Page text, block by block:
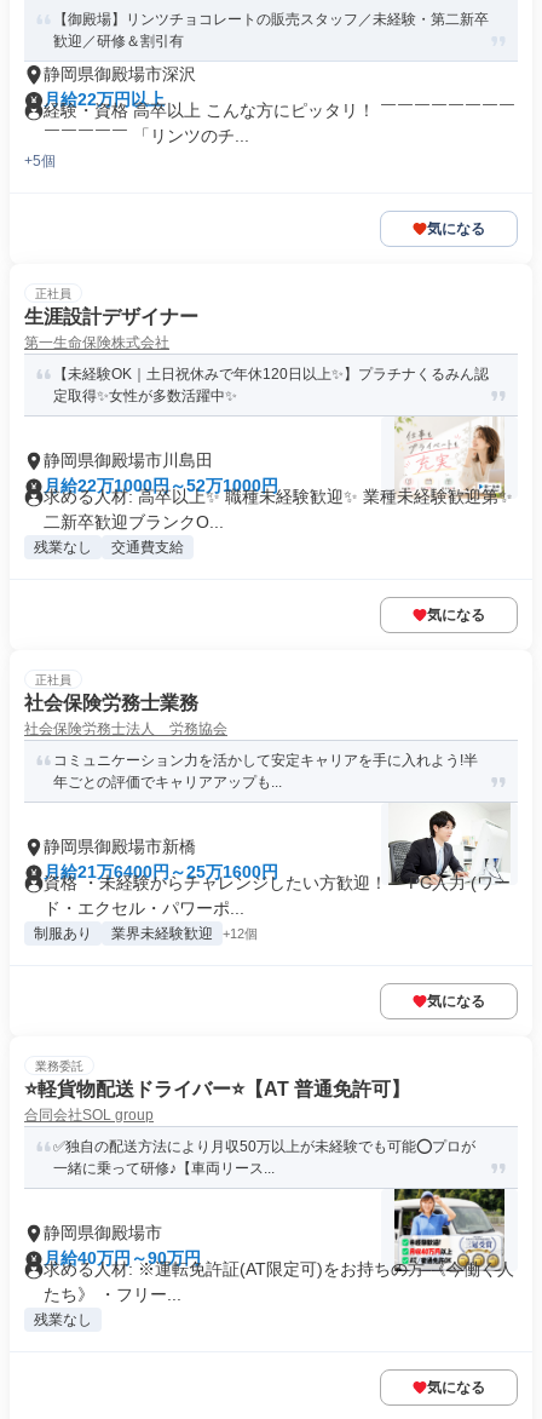
【御殿場】リンツチョコレートの販売スタッフ／未経験・第二新卒
歓迎／研修＆割引有
静岡県御殿場市深沢
月給22万円以上
経験・資格 高卒以上 こんな方にピッタリ！ ￣￣￣￣￣￣￣￣
￣￣￣￣￣ 「リンツのチ...
+5個
気になる
正社員
生涯設計デザイナー
第一生命保険株式会社
【未経験OK｜土日祝休みで年休120日以上✨】プラチナくるみん認
定取得✨女性が多数活躍中✨
静岡県御殿場市川島田
月給22万1000円～52万1000円
求める人材: 高卒以上✨ 職種未経験歓迎✨ 業種未経験歓迎第✨
二新卒歓迎ブランクO...
残業なし 交通費支給
気になる
正社員
社会保険労務士業務
社会保険労務士法人 労務協会
コミュニケーション力を活かして安定キャリアを手に入れよう!半
年ごとの評価でキャリアアップも...
静岡県御殿場市新橋
月給21万6400円～25万1600円
資格 ・未経験からチャレンジしたい方歓迎！ ・PC入力 (ワー
ド・エクセル・パワーポ...
制服あり 業界未経験歓迎 +12個
気になる
業務委託
⭐️軽貨物配送ドライバー⭐️【AT 普通免許可】
合同会社SOL group
✅独自の配送方法により月収50万以上が未経験でも可能⭕プロが
一緒に乗って研修♪【車両リース...
静岡県御殿場市
月給40万円～90万円
求める人材: ※運転免許証(AT限定可)をお持ちの方 《今働く人
たち》 ・フリー...
残業なし
気になる